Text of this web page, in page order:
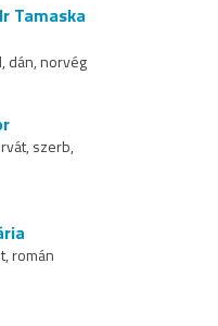
Tamaska
dán, norvég
szerb,
román